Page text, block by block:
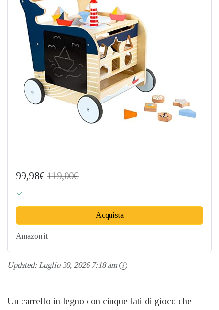
99,98€ 119,00€
Acquista
Amazon.it
Updated: Luglio 30, 2026 7:18 am
Un carrello in legno con cinque lati di gioco che